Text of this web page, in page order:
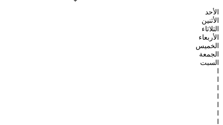
الأحد
الأثنين
الثلاثاء
الأربعاء
الخميس
الجمعة
السبت